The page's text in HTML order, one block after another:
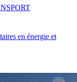
en énergie et